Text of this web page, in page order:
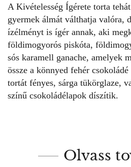
A Kivételesség Ígérete torta
gyermek álmát válthatja valóra,
ízélményt is ígér annak, aki
földimogyorós piskóta,
sós karamell ganache, amelyek
össze a könnyed fehér
tortát fényes, sárga tükörglaze,
színű csokoládélapok díszítik.
Olvass